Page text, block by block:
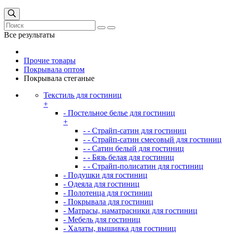
Все результаты
Прочие товары
Покрывала оптом
Покрывала стеганые
Текстиль для гостиниц
+
- Постельное белье для гостиниц
+
- - Страйп-сатин для гостиниц
- - Страйп-сатин смесовый для гостиниц
- - Сатин белый для гостиниц
- - Бязь белая для гостиниц
- - Страйп-полисатин для гостиниц
- Подушки для гостиниц
- Одеяла для гостиниц
- Полотенца для гостиниц
- Покрывала для гостиниц
- Матрасы, наматрасники для гостиниц
- Мебель для гостиниц
- Халаты, вышивка для гостиниц